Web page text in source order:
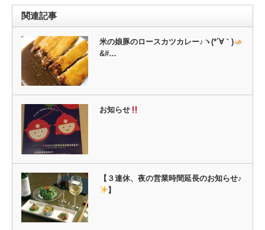
ド
ウ
で
開
き
ま
す)
さ
し
い
ウ
ィ
ン
ド
ウ
で
開
ま
す)
関連記事
米の娘豚のロースカツカレー♪ヽ(*´∀｀)
&#…
お知らせ
【３連休、夜の営業時間延長のお知らせ♪
】